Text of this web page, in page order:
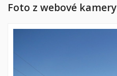
Foto z webové